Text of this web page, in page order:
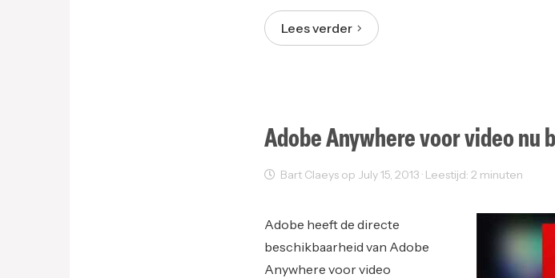
Lees verder
Adobe Anywhere voor video nu
Bart Claeys op July 15, 2013 · Leestijd: 2 minuten
Adobe heeft de directe
beschikbaarheid van Adobe
Anywhere voor video